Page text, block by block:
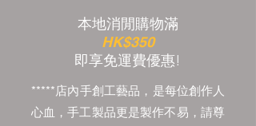
本地消閒購物滿
HK$350
​即享免運費優惠!
*****店內手創工藝品，是每位創作人
心血，手工製品更是製作不易，請尊